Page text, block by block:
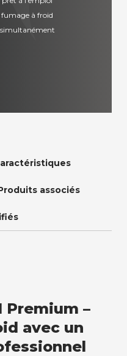
fumage à froid
associés
Premium –
avec un